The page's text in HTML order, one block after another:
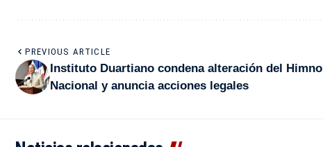
PREVIOUS ARTICLE
Instituto Duartiano condena alteración del Himno
Nacional y anuncia acciones legales